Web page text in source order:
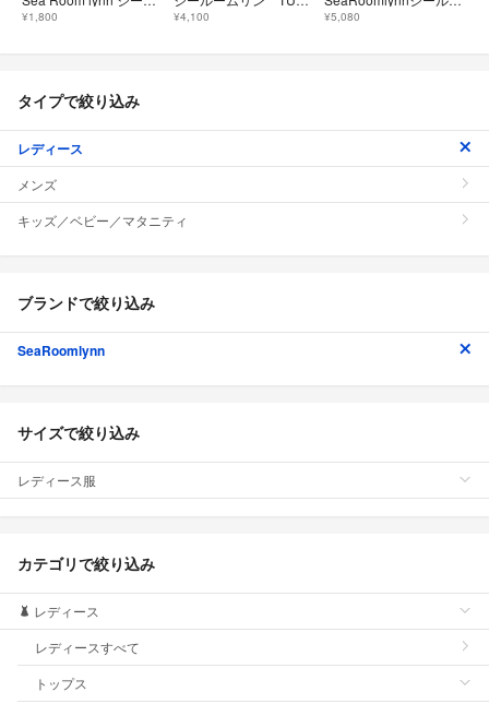
¥1,800 ¥4,100 ¥5,080
タイプで絞り込み
レディース
メンズ
キッズ／ベビー／マタニティ
ブランドで絞り込み
SeaRoomlynn
サイズで絞り込み
レディース服
カテゴリで絞り込み
レディース
レディースすべて
トップス